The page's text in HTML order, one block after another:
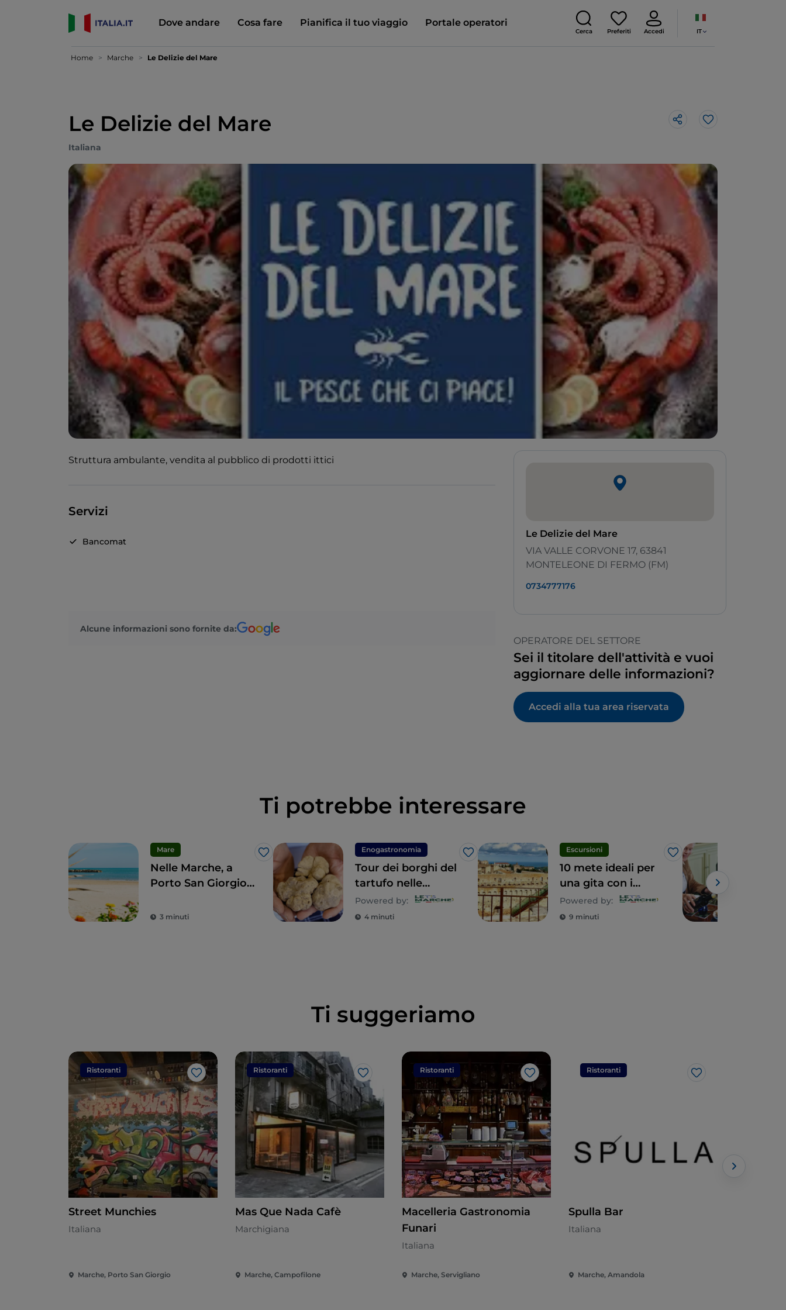
Dove andare Cosa fare Pianifica il tuo viaggio Portale operatori
Cerca Preferiti Accedi IT
Home Marche Le Delizie del Mare
Le Delizie del Mare Like
Italiana
Struttura ambulante, vendita al pubblico di prodotti ittici
Servizi
Bancomat
Alcune informazioni sono fornite da:
Le Delizie del Mare
VIA VALLE CORVONE 17, 63841
MONTELEONE DI FERMO (FM)
0734777176
OPERATORE DEL SETTORE
Sei il titolare dell'attività e vuoi
aggiornare delle informazioni?
Accedi alla tua area riservata
Ti potrebbe interessare
Mare
Like
Nelle Marche, a
Porto San Giorgio
tradizioni
3 minuti
Enogastronomia
Like
Tour dei borghi del
tartufo nelle
Marche
Powered by:
4 minuti
Escursioni
Like
10 mete ideali per
una gita con i
bambini
Powered by:
9 minuti
Ti suggeriamo
Ristoranti
Like
Street Munchies
Italiana
Marche, Porto San Giorgio
Ristoranti
Like
Mas Que Nada Cafè
Marchigiana
Marche, Campofilone
Ristoranti
Like
Macelleria Gastronomia
Funari
Italiana
Marche, Servigliano
Ristoranti
Like
Spulla Bar
Italiana
Marche, Amandola